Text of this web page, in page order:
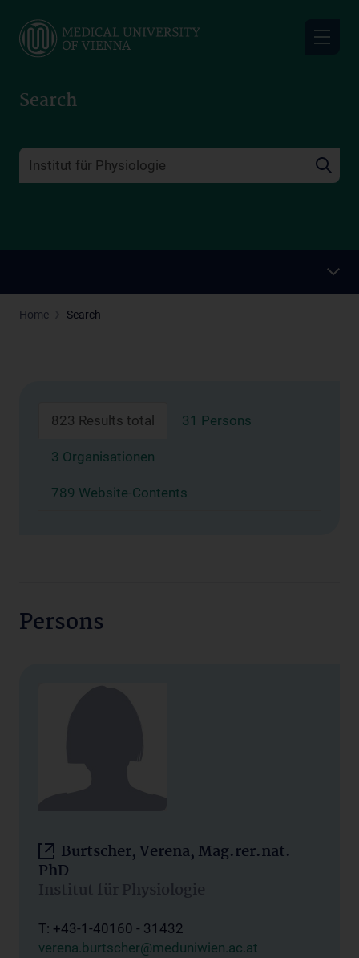
main
Search
Home Search
823 Results total 31 Persons
3 Organisationen
789 Website-Contents
Persons
Burtscher, Verena, Mag.rer.nat.
PhD
Institut für Physiologie
T: +43-1-40160 - 31432
verena.burtscher@meduniwien.ac.at